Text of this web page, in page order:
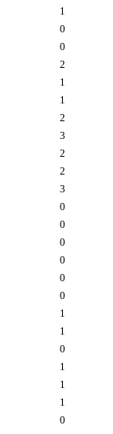
1
0
0
2
1
1
2
3
2
2
3
0
0
0
0
0
0
1
1
0
1
1
1
0